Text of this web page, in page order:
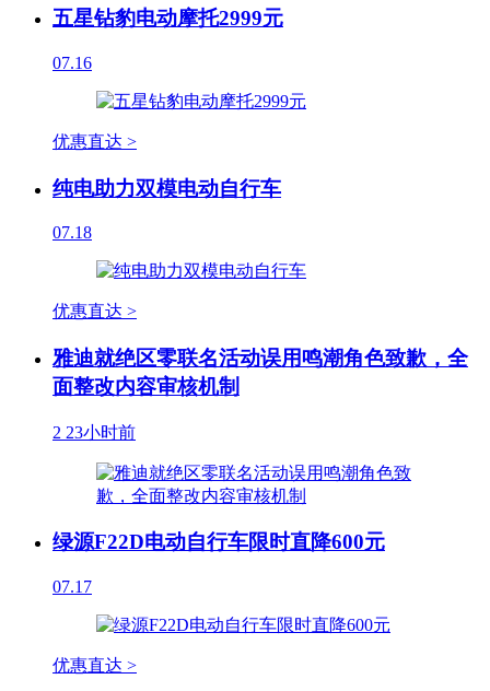
五星钻豹电动摩托2999元
07.16
优惠直达 >
纯电助力双模电动自行车
07.18
优惠直达 >
雅迪就绝区零联名活动误用鸣潮角色致歉，全
面整改内容审核机制
2 23小时前
绿源F22D电动自行车限时直降600元
07.17
优惠直达 >